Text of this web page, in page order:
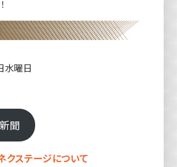
水曜日
聞
クステージについて